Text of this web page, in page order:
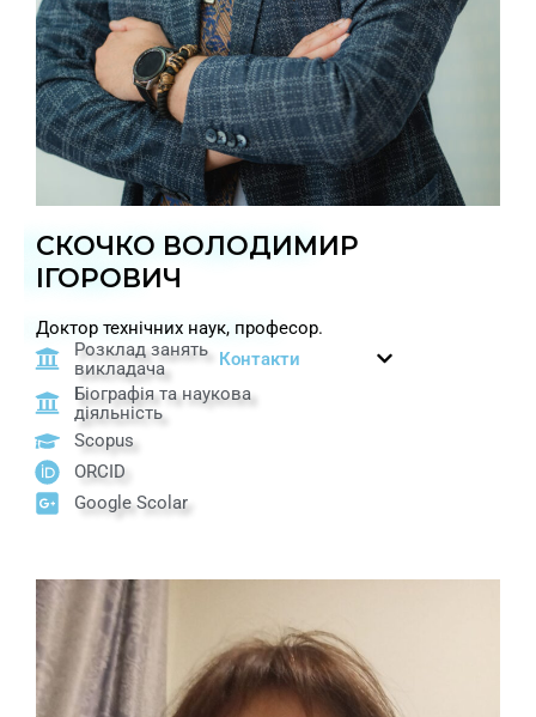
СКОЧКО ВОЛОДИМИР
ІГОРОВИЧ
Доктор технічних наук, професор.
Контакти
Розклад занять
викладача
Біографія та наукова
діяльність
Scopus
ORCID
Google Scolar